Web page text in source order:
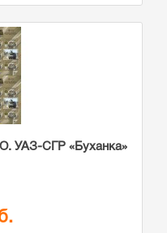
УАЗ-СГР «Буханка»